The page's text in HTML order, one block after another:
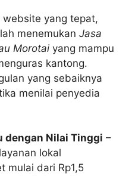
yang tepat,
menemukan Jasa
Morotai yang mampu
kantong.
yang sebaiknya
menilai penyedia
dengan Nilai Tinggi –
lokal
mulai dari Rp1,5